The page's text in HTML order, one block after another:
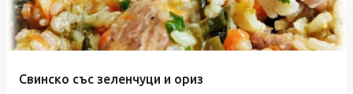
Свинско със зеленчуци и ориз